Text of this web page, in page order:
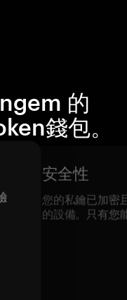
的
錢包。
安全性
您的私鑰已加密
的設備。只有您